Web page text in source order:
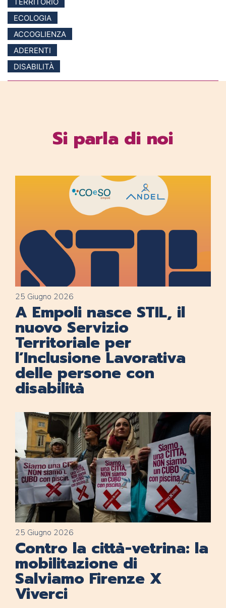
ECOLOGIA
ACCOGLIENZA
ADERENTI
DISABILITÀ
Si parla di noi
25 Giugno 2026
A Empoli nasce STIL, il
nuovo Servizio
Territoriale per
l’Inclusione Lavorativa
delle persone con
disabilità
25 Giugno 2026
Contro la città-vetrina: la
mobilitazione di
Salviamo Firenze X
Viverci